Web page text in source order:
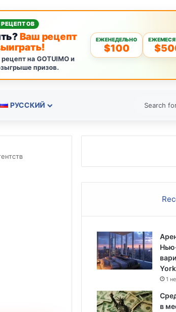
Ваш рецепт
на GOTUIMO и
призов.
ЕЖЕНЕДЕЛЬНО
$100
РУССКИЙ
York
1
в